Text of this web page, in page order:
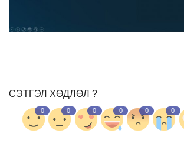
СЭТГЭЛ ХӨДЛӨЛ ?
0 0 0 0 0 0